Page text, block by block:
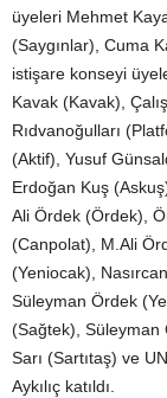
üyeleri Mehmet
(Saygınlar), Cuma
istişare konseyi
Kavak (Kavak),
Rıdvanoğulları
(Aktif), Yusuf
Erdoğan Kuş
Ali Ördek (Ördek),
(Canpolat), M.Ali
(Yeniocak),
Süleyman Ördek
(Sağtek), Süleyman
Sarı (Sartıtaş) ve
Aykılıç katıldı.